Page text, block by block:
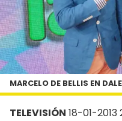
TELEVISIÓN 18-01-2013
MARCELO DE BELLIS EN